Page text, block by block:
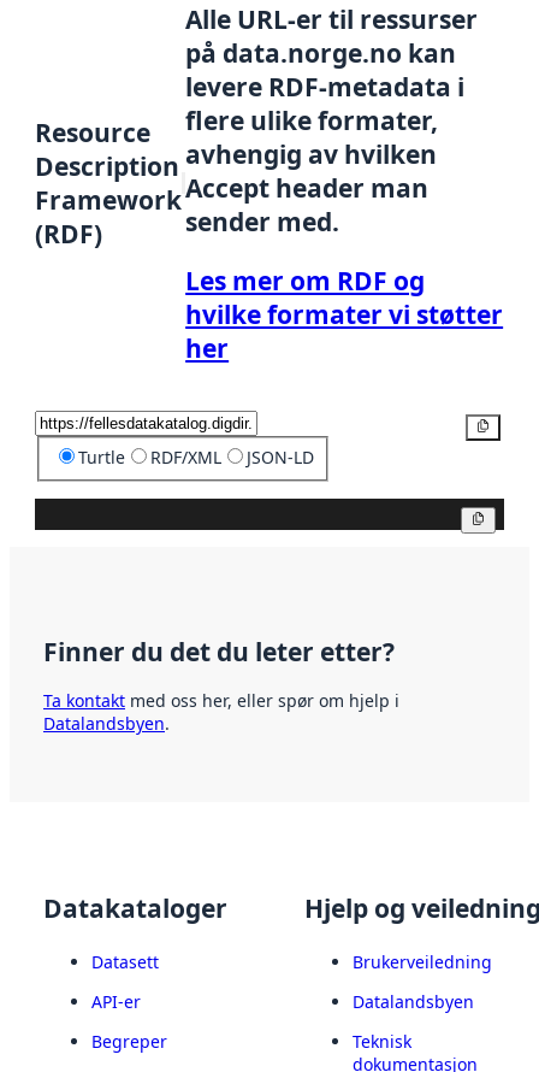
Resource
Description
Framework
(RDF)
Alle URL-er til ressurser
på data.norge.no kan
levere RDF-metadata i
flere ulike formater,
avhengig av hvilken
Accept header man
sender med.
Les mer om RDF og
hvilke formater vi støtter
her
Turtle RDF/XML JSON-LD
Finner du det du leter etter?
Ta kontakt med oss her, eller spør om hjelp i
Datalandsbyen.
Datakataloger
Datasett
API-er
Begreper
Hjelp og
Brukerveiledning
Datalandsbyen
Teknisk
dokumentasjon